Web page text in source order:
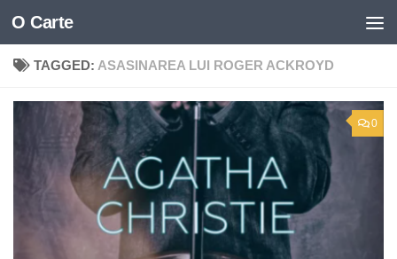
Skip to content
O Carte
TAGGED: ASASINAREA LUI ROGER ACKROYD
0